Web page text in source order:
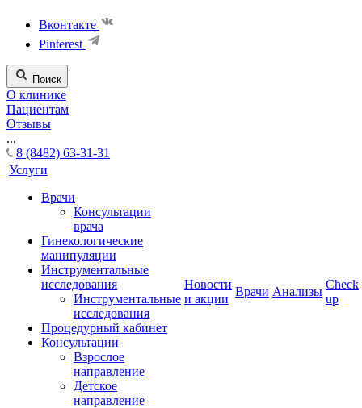
Вконтакте
Pinterest
Поиск
О клинике
Пациентам
Отзывы
...
8 (8482) 63-31-31
Услуги
Врачи
Консультации
врача
Гинекологические
манипуляции
Инструментальные
исследования
Инструментальные
исследования
Процедурный кабинет
Консультации
Взрослое
направление
Детское
направление
Новости
и акции
Врачи Анализы
Check
up